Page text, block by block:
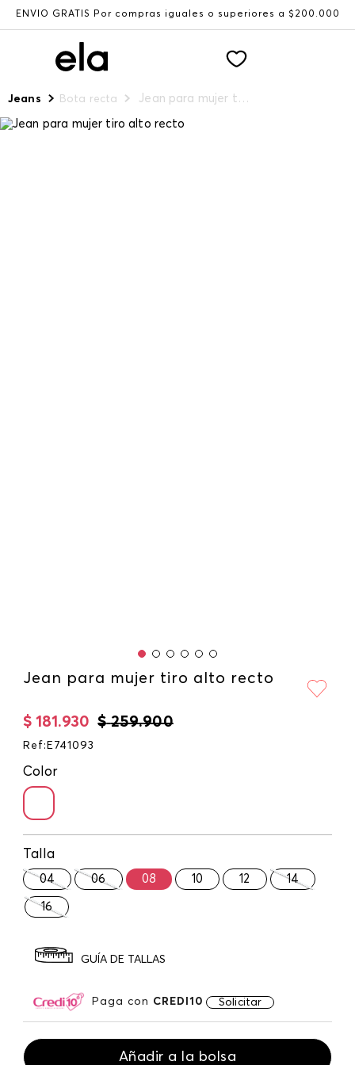
ENVÍO GRATIS Por compras iguales o superiores a $200.000
Jeans Bota recta Jean para mujer tiro alto recto
Jean para mujer tiro alto recto
$ 259.900
$ 181 .930
Ref : E741093
Color
Talla
04 06 08 10 12 14
16
GUÍA DE TALLAS
Paga con CREDI10 Solicitar
Añadir a la bolsa